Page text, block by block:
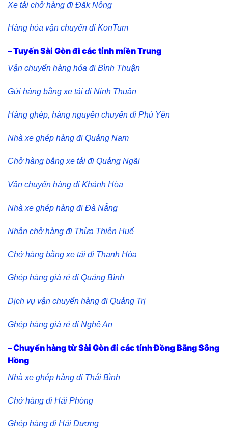
Xe tải chở hàng đi Đăk Nông
Hàng hóa vận chuyển đi KonTum
– Tuyến Sài Gòn đi các tỉnh miền Trung
Vận chuyển hàng hóa đi Bình Thuận
Gửi hàng bằng xe tải đi Ninh Thuận
Hàng ghép, hàng nguyên chuyến đi Phú Yên
Nhà xe ghép hàng đi Quảng Nam
Chở hàng bằng xe tải đi Quảng Ngãi
Vận chuyển hàng đi Khánh Hòa
Nhà xe ghép hàng đi Đà Nẵng
Nhận chở hàng đi Thừa Thiên Huế
Chở hàng bằng xe tải đi Thanh Hóa
Ghép hàng giá rẻ đi Quảng Bình
Dịch vụ vận chuyển hàng đi Quảng Trị
Ghép hàng giá rẻ đi Nghệ An
– Chuyển hàng từ Sài Gòn đi các tỉnh Đồng Bằng Sông
Hồng
Nhà xe ghép hàng đi Thái Bình
Chở hàng đi Hải Phòng
Ghép hàng đi Hải Dương